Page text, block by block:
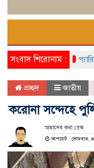
সংবাদ শিরোনাম :প্যারিসে
প্রচ্ছদ জাতীয়
করোনা সন্দেহে
আমাদের কথা ডেস্ক
আপডেট : সোমবার,